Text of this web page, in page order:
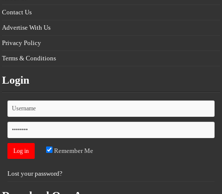
Contact Us
Advertise With Us
Privacy Policy
Terms & Conditions
Login
Remember Me
Lost your password?